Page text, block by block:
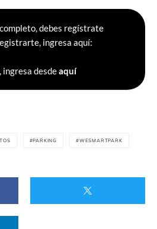
debes regístrate
ingresa aquí:
desdeaquí
PARKING WESMARTPARK